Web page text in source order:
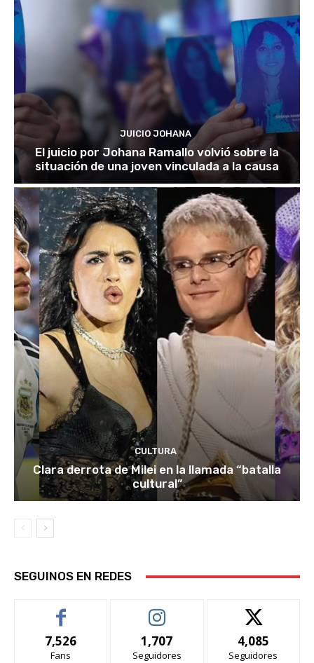
JUICIO JOHANA
El juicio por Johana Ramallo volvió sobre la
situación de una joven vinculada a la causa
CULTURA
Clara derrota de Milei en la llamada “batalla
cultural”
SEGUINOS EN REDES
7,526
Fans
1,707
Seguidores
4,085
Seguidores